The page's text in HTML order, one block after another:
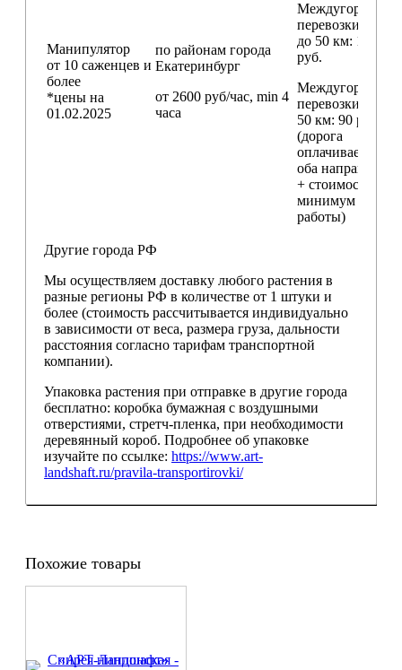
Манипулятор
от 10 саженцев и
более
*цены на
01.02.2025
по районам города
Екатеринбург
от 2600 руб/час, min 4
часа
Междугородние
перевозки
до 50 км: 18 000
руб.
Междугородние
перевозки
50 км: 90 руб./км
(дорога
оплачивается в
оба направления
+ стоимость
минимум 4
работы)
Другие города РФ
Мы осуществляем доставку любого растения в
разные регионы РФ в количестве от 1 штуки и
более (стоимость рассчитывается индивидуально
в зависимости от веса, размера груза, дальности
расстояния согласно тарифам транспортной
компании).
Упаковка растения при отправке в другие города
бесплатно: коробка бумажная с воздушными
отверстиями, стретч-пленка, при необходимости
деревянный короб. Подробнее об упаковке
изучайте по ссылке: https://www.art-
landshaft.ru/pravila-transportirovki/
Похожие товары